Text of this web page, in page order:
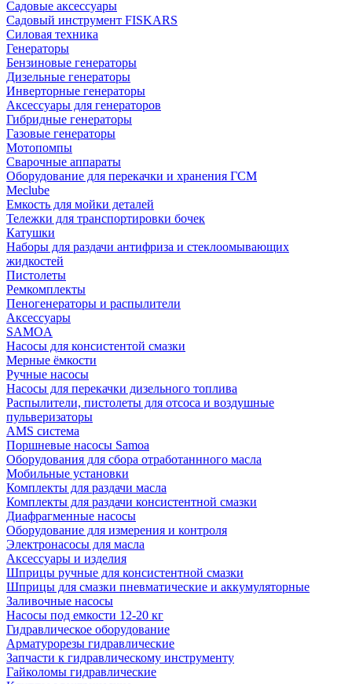
Садовые аксессуары
Садовый инструмент FISKARS
Силовая техника
Генераторы
Бензиновые генераторы
Дизельные генераторы
Инверторные генераторы
Аксессуары для генераторов
Гибридные генераторы
Газовые генераторы
Мотопомпы
Сварочные аппараты
Оборудование для перекачки и хранения ГСМ
Meclube
Емкость для мойки деталей
Тележки для транспортировки бочек
Катушки
Наборы для раздачи антифриза и стеклоомывающих
жидкостей
Пистолеты
Ремкомплекты
Пеногенераторы и распылители
Аксессуары
SAMOA
Насосы для консистентой смазки
Мерные ёмкости
Ручные насосы
Насосы для перекачки дизельного топлива
Распылители, пистолеты для отсоса и воздушные
пульверизаторы
AMS система
Поршневые насосы Samoa
Оборудования для сбора отработаннного масла
Мобильные установки
Комплекты для раздачи масла
Комплекты для раздачи консистентной смазки
Диафрагменные насосы
Оборудование для измерения и контроля
Электронасосы для масла
Аксессуары и изделия
Шприцы ручные для консистентной смазки
Шприцы для смазки пневматические и аккумуляторные
Заливочные насосы
Насосы под емкости 12-20 кг
Гидравлическое оборудование
Арматурорезы гидравлические
Запчасти к гидравлическому инструменту
Гайколомы гидравлические